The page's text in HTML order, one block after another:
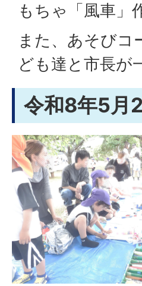
もちゃ「風車」
また、あそびコ
ども達と市長が
令和8年5月